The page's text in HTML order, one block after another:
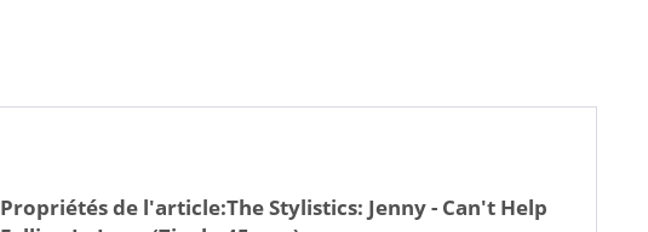
Propriétés de l'article:The Stylistics: Jenny - Can't Help